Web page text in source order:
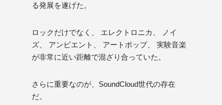
る発展を遂げた。
ロックだけでなく、 エレクトロニカ、 ノイ
ズ、 アンビエント、 アートポップ、 実験音楽
が非常に近い距離で混ざり合っていた。
さらに重要なのが、SoundCloud世代の存在
だ。